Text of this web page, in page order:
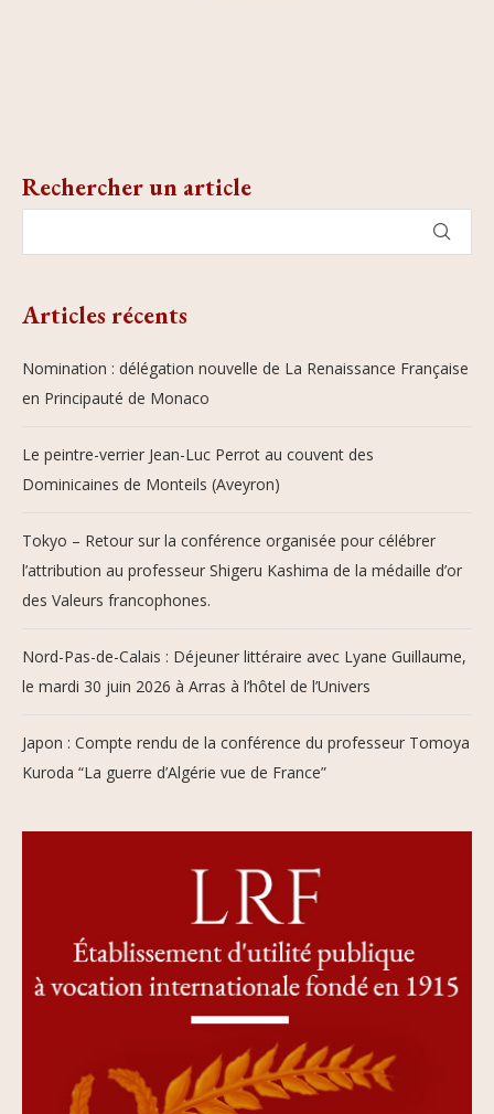
Rechercher un article
Articles récents
Nomination : délégation nouvelle de La Renaissance Française
en Principauté de Monaco
Le peintre-verrier Jean-Luc Perrot au couvent des
Dominicaines de Monteils (Aveyron)
Tokyo – Retour sur la conférence organisée pour célébrer
l’attribution au professeur Shigeru Kashima de la médaille d’or
des Valeurs francophones.
Nord-Pas-de-Calais : Déjeuner littéraire avec Lyane Guillaume,
le mardi 30 juin 2026 à Arras à l’hôtel de l’Univers
Japon : Compte rendu de la conférence du professeur Tomoya
Kuroda “La guerre d’Algérie vue de France”